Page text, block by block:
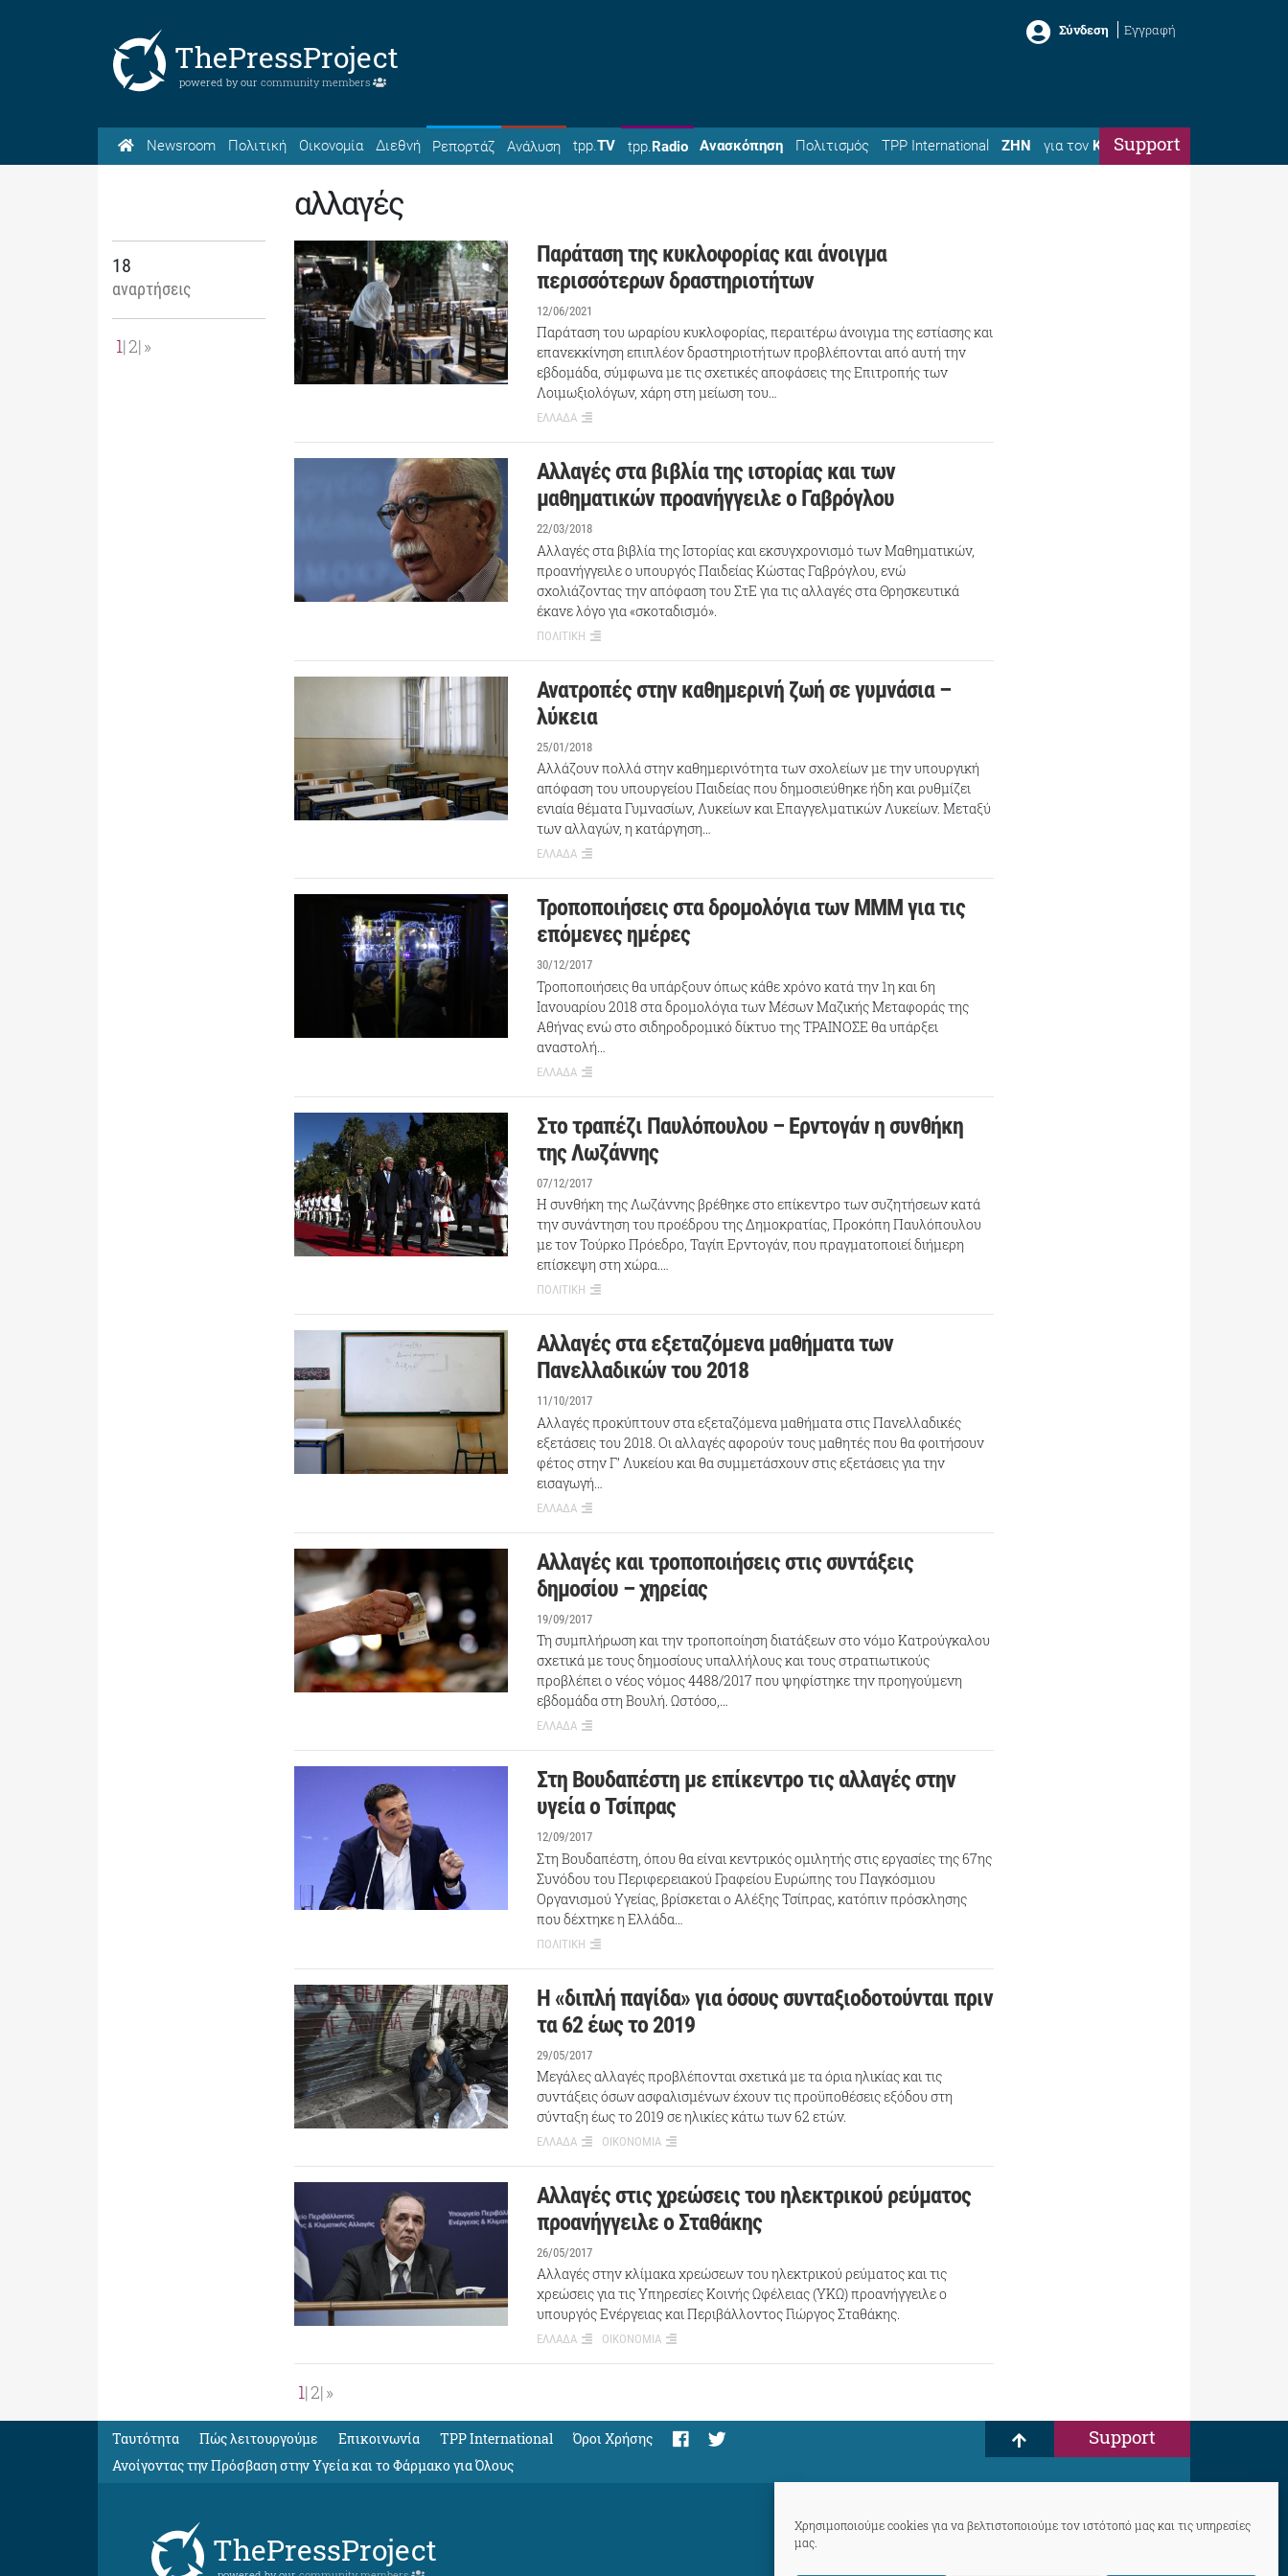
Χρησιμοποιούμε cookies για να βελτιστοποιούμε τον ιστότοπό μας και τις υπηρεσίες
μας.
ThePressProject
powered by our community members
Σύνδεση Εγγραφή
Newsroom Πολιτική Οικονομία Διεθνή Ρεπορτάζ Ανάλυση tpp.TV tpp.Radio Ανασκόπηση Πολιτισμός TPP International ΖΗΝ για τον ΚώσταSupport
αλλαγές
18
αναρτήσεις
1 2 »
Παράταση της κυκλοφορίας και άνοιγμα
περισσότερων δραστηριοτήτων
12/06/2021
Παράταση του ωραρίου κυκλοφορίας, περαιτέρω άνοιγμα της εστίασης και
επανεκκίνηση επιπλέον δραστηριοτήτων προβλέπονται από αυτή την
εβδομάδα, σύμφωνα με τις σχετικές αποφάσεις της Επιτροπής των
Λοιμωξιολόγων, χάρη στη μείωση του…
ΕΛΛΑΔΑ
Αλλαγές στα βιβλία της ιστορίας και των
μαθηματικών προανήγγειλε ο Γαβρόγλου
22/03/2018
Αλλαγές στα βιβλία της Ιστορίας και εκσυγχρονισμό των Μαθηματικών,
προανήγγειλε ο υπουργός Παιδείας Κώστας Γαβρόγλου, ενώ
σχολιάζοντας την απόφαση του ΣτΕ για τις αλλαγές στα Θρησκευτικά
έκανε λόγο για «σκοταδισμό».
ΠΟΛΙΤΙΚΗ
Ανατροπές στην καθημερινή ζωή σε γυμνάσια –
λύκεια
25/01/2018
Αλλάζουν πολλά στην καθημερινότητα των σχολείων με την υπουργική
απόφαση του υπουργείου Παιδείας που δημοσιεύθηκε ήδη και ρυθμίζει
ενιαία θέματα Γυμνασίων, Λυκείων και Επαγγελματικών Λυκείων. Μεταξύ
των αλλαγών, η κατάργηση…
ΕΛΛΑΔΑ
Τροποποιήσεις στα δρομολόγια των ΜΜΜ για τις
επόμενες ημέρες
30/12/2017
Τροποποιήσεις θα υπάρξουν όπως κάθε χρόνο κατά την 1η και 6η
Ιανουαρίου 2018 στα δρομολόγια των Μέσων Μαζικής Μεταφοράς της
Αθήνας ενώ στο σιδηροδρομικό δίκτυο της ΤΡΑΙΝΟΣΕ θα υπάρξει
αναστολή…
ΕΛΛΑΔΑ
Στο τραπέζι Παυλόπουλου – Ερντογάν η συνθήκη
της Λωζάννης
07/12/2017
Η συνθήκη της Λωζάννης βρέθηκε στο επίκεντρο των συζητήσεων κατά
την συνάντηση του προέδρου της Δημοκρατίας, Προκόπη Παυλόπουλου
με τον Τούρκο Πρόεδρο, Ταγίπ Ερντογάν, που πραγματοποιεί διήμερη
επίσκεψη στη χώρα.…
ΠΟΛΙΤΙΚΗ
Αλλαγές στα εξεταζόμενα μαθήματα των
Πανελλαδικών του 2018
11/10/2017
Αλλαγές προκύπτουν στα εξεταζόμενα μαθήματα στις Πανελλαδικές
εξετάσεις του 2018. Οι αλλαγές αφορούν τους μαθητές που θα φοιτήσουν
φέτος στην Γ’ Λυκείου και θα συμμετάσχουν στις εξετάσεις για την
εισαγωγή…
ΕΛΛΑΔΑ
Αλλαγές και τροποποιήσεις στις συντάξεις
δημοσίου – χηρείας
19/09/2017
Τη συμπλήρωση και την τροποποίηση διατάξεων στο νόμο Κατρούγκαλου
σχετικά με τους δημοσίους υπαλλήλους και τους στρατιωτικούς
προβλέπει ο νέος νόμος 4488/2017 που ψηφίστηκε την προηγούμενη
εβδομάδα στη Βουλή. Ωστόσο,…
ΕΛΛΑΔΑ
Στη Βουδαπέστη με επίκεντρο τις αλλαγές στην
υγεία ο Τσίπρας
12/09/2017
Στη Βουδαπέστη, όπου θα είναι κεντρικός ομιλητής στις εργασίες της 67ης
Συνόδου του Περιφερειακού Γραφείου Ευρώπης του Παγκόσμιου
Οργανισμού Υγείας, βρίσκεται ο Αλέξης Τσίπρας, κατόπιν πρόσκλησης
που δέχτηκε η Ελλάδα…
ΠΟΛΙΤΙΚΗ
Η «διπλή παγίδα» για όσους συνταξιοδοτούνται πριν
τα 62 έως το 2019
29/05/2017
Μεγάλες αλλαγές προβλέπονται σχετικά με τα όρια ηλικίας και τις
συντάξεις όσων ασφαλισμένων έχουν τις προϋποθέσεις εξόδου στη
σύνταξη έως το 2019 σε ηλικίες κάτω των 62 ετών.
ΕΛΛΑΔΑ ΟΙΚΟΝΟΜΙΑ
Αλλαγές στις χρεώσεις του ηλεκτρικού ρεύματος
προανήγγειλε ο Σταθάκης
26/05/2017
Αλλαγές στην κλίμακα χρεώσεων του ηλεκτρικού ρεύματος και τις
χρεώσεις για τις Υπηρεσίες Κοινής Ωφέλειας (ΥΚΩ) προανήγγειλε ο
υπουργός Ενέργειας και Περιβάλλοντος Γιώργος Σταθάκης.
ΕΛΛΑΔΑ ΟΙΚΟΝΟΜΙΑ
1 2 »
Ταυτότητα Πώς λειτουργούμε Eπικοινωνία TPP International
Όροι Χρήσης
Ανοίγοντας την Πρόσβαση στην Υγεία και το Φάρμακο για Όλους
Support
ThePressProject